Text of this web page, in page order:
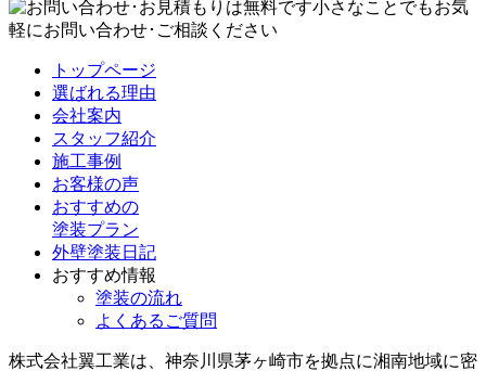
トップページ
選ばれる理由
会社案内
スタッフ紹介
施工事例
お客様の声
おすすめの
塗装プラン
外壁塗装日記
おすすめ情報
塗装の流れ
よくあるご質問
株式会社翼工業は、神奈川県茅ヶ崎市を拠点に湘南地域に密